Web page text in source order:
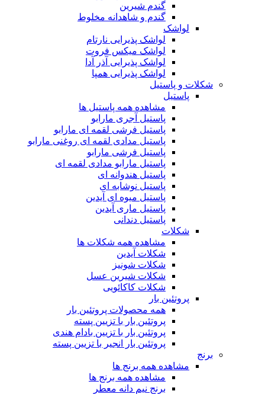
گندم شیرین
گندم و شاهدانه مخلوط
لواشک
لواشک پذیرایی نارتام
لواشک میکس فروت
لواشک پذیرایی آذر آدا
لواشک پذیرایی همپا
شکلات و پاستیل
پاستیل
مشاهده همه پاستیل ها
پاستیل آجری مارابو
پاستیل فرشی لقمه ای مارابو
پاستیل مدادی لقمه ای روغنی مارابو
پاستیل فرشی مارابو
پاستیل مارابو مدادی لقمه ای
پاستیل هندوانه ای
پاستیل نوشابه ای
پاستیل میوه ای آیدین
پاستیل ماری آیدین
پاستیل دندانی
شکلات
مشاهده همه شکلات ها
شکلات آیدین
شکلات شونیز
شکلات شیرین عسل
شکلات کاکائویی
پروتئین بار
همه محصولات پروتئین بار
پروتئین بار با تزیین پسته
پروتئین بار با تزیین بادام هندی
پروتئین بار انجیر با تزیین پسته
برنج
مشاهده همه برنج ها
مشاهده همه برنج ها
برنج نیم دانه معطر